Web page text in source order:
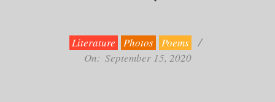
Literature Photos Poems
On: September 15, 2020